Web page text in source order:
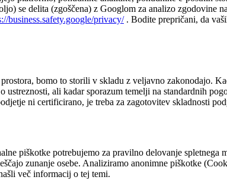
se delita (zgoščena) z Googlom za analizo zgodovine
business.safety.google/privacy/. Bodite prepričani, da
bomo to storili v skladu z veljavno zakonodajo.
ali kadar sporazum temelji na standardnih
ni certificirano, je treba za zagotovitev skladnosti
piškotke potrebujemo za pravilno delovanje spletnega
zunanje osebe. Analiziramo anonimne piškotke
več informacij o tej temi.